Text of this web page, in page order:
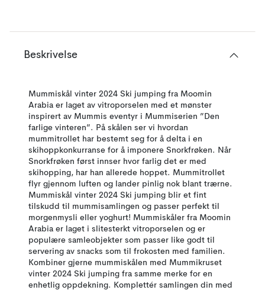
Beskrivelse
Mummiskål vinter 2024 Ski jumping fra Moomin
Arabia er laget av vitroporselen med et mønster
inspirert av Mummis eventyr i Mummiserien ”Den
farlige vinteren”. På skålen ser vi hvordan
mummitrollet har bestemt seg for å delta i en
skihoppkonkurranse for å imponere Snorkfrøken. Når
Snorkfrøken først innser hvor farlig det er med
skihopping, har han allerede hoppet. Mummitrollet
flyr gjennom luften og lander pinlig nok blant trærne.
Mummiskål vinter 2024 Ski jumping blir et fint
tilskudd til mummisamlingen og passer perfekt til
morgenmysli eller yoghurt! Mummiskåler fra Moomin
Arabia er laget i slitesterkt vitroporselen og er
populære samleobjekter som passer like godt til
servering av snacks som til frokosten med familien.
Kombiner gjerne mummiskålen med Mummikruset
vinter 2024 Ski jumping fra samme merke for en
enhetlig oppdekning. Komplettér samlingen din med